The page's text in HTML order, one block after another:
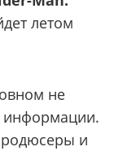
летом
не
информации.
и